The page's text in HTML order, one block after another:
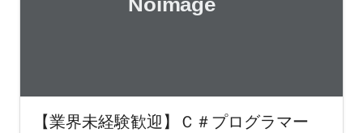
【業界未経験歓迎】Ｃ＃プログラマー